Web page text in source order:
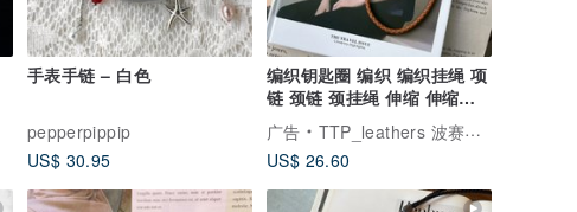
手表手链 – 白色
pepperpippip
US$ 30.95
编织钥匙圈 编织 编织挂绳 项
链 颈链 颈挂绳 伸缩 伸缩挂
绳 颈绳
广告
TTP_leathers 波赛顿手工皮件
US$ 26.60